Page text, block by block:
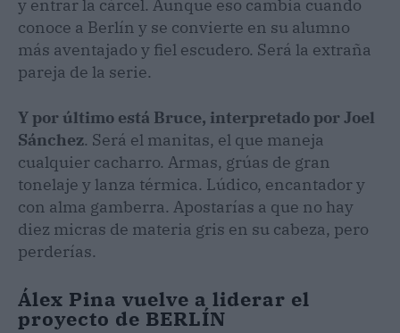
y entrar la cárcel. Aunque eso cambia cuando
conoce a Berlín y se convierte en su alumno
más aventajado y fiel escudero. Será la extraña
pareja de la serie.
Y por último está Bruce, interpretado por Joel
Sánchez. Será el manitas, el que maneja
cualquier cacharro. Armas, grúas de gran
tonelaje y lanza térmica. Lúdico, encantador y
con alma gamberra. Apostarías a que no hay
diez micras de materia gris en su cabeza, pero
perderías.
Álex Pina vuelve a liderar el
proyecto de BERLÍN